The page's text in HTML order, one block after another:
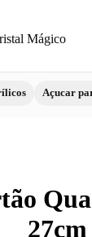
Açucar
27cm